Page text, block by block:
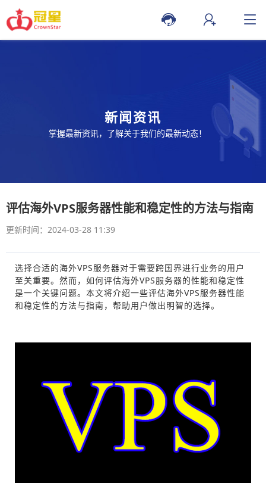
新闻资讯
掌握最新资讯，了解关于我们的最新动态！
评估海外VPS服务器性能和稳定性的方法与指南
更新时间：2024-03-28 11:39
选择合适的海外VPS服务器对于需要跨国界进行业务的用户
至关重要。然而，如何评估海外VPS服务器的性能和稳定性
是一个关键问题。本文将介绍一些评估海外VPS服务器性能
和稳定性的方法与指南，帮助用户做出明智的选择。